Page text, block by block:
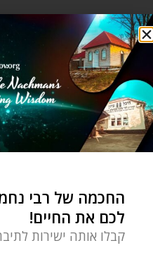
החכמה של רבי
לכם את החיים!
קבלו אותה ישירות